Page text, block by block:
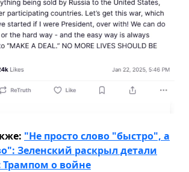
"Не просто слово "быстро", а
Зеленский раскрыл детали
Трампом о войне